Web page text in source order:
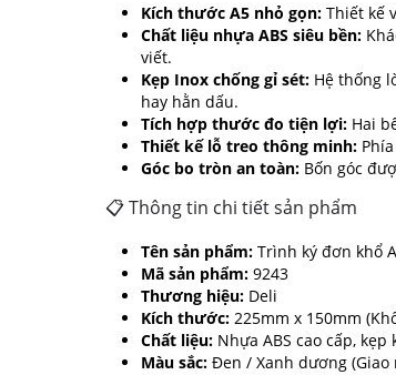
Kích thước A5 nhỏ gọn: Thiết kế
Chất liệu nhựa ABS siêu bền:
viết.
Kẹp Inox chống gỉ sét: Hệ thống
hay hằn dấu.
Tích hợp thước đo tiện lợi: Hai
Thiết kế lỗ treo thông minh:
Góc bo tròn an toàn: Bốn góc
📋 Thông tin chi tiết sản phẩm
Tên sản phẩm: Trình ký đơn khổ
Mã sản phẩm: 9243
Thương hiệu: Deli
Kích thước: 225mm x 150mm
Chất liệu: Nhựa ABS cao cấp, kẹp
Màu sắc: Đen / Xanh dương